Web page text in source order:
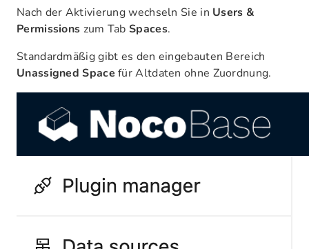
Nach der Aktivierung wechseln Sie in Users &
Permissions zum TabSpaces.
Standardmäßig gibt es den eingebauten Bereich
Unassigned Space für Altdaten ohne Zuordnung.